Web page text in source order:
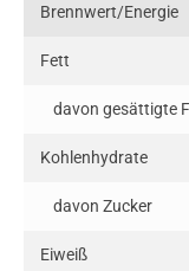
Brennwert/Energie
Fett
davon gesättigte
Kohlenhydrate
davon Zucker
Eiweiß